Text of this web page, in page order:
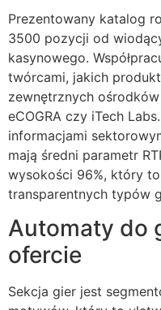
oku
Panel
Panel
panel
Oku
panel
Prezentowany katalog
3500 pozycji od
kasynowego.
twórcami, jakich
zewnętrznych
eCOGRA czy iTech
informacjami
mają średni parametr
wysokości 96%, który
transparentnych typów
Automaty do
ofercie
Sekcja gier jest